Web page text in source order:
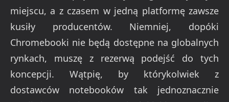
miejscu, a z czasem w jedną platformę zawsze
kusiły producentów. Niemniej, dopóki
Chromebooki nie będą dostępne na globalnych
rynkach, muszę z rezerwą podejść do tych
koncepcji. Wątpię, by którykolwiek z
dostawców notebooków tak jednoznacznie